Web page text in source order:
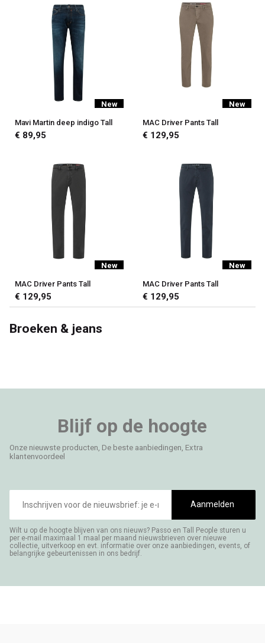
New
Mavi Martin deep indigo Tall
€ 89,95
New
MAC Driver Pants Tall
€ 129,95
New
MAC Driver Pants Tall
€ 129,95
New
MAC Driver Pants Tall
€ 129,95
Broeken & jeans
Blijf op de hoogte
Onze nieuwste producten, De beste aanbiedingen, Extra
klantenvoordeel
mailadres
Aanmelden
Wilt u op de hoogte blijven van ons nieuws? Passo en Tall People sturen u
per e-mail maximaal 1 maal per maand nieuwsbrieven over nieuwe
collectie, uitverkoop en evt. informatie over onze aanbiedingen, events, of
belangrijke gebeurtenissen in ons bedrijf.